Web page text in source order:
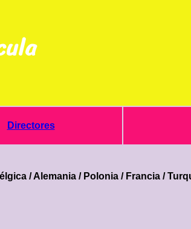
Directores
/ Alemania / Polonia / Francia /